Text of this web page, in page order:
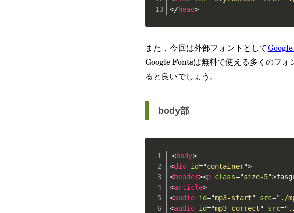
</head>
また，今回は外部フォントとして
Google Fontsは無料で使える多くのフ
ると良いでしょう。
body部
<body>
<div id="container">
<header><p class="size-5">
<article>
<audio id="mp3-start" src=" ./
<audio id="mp3-correct" src="